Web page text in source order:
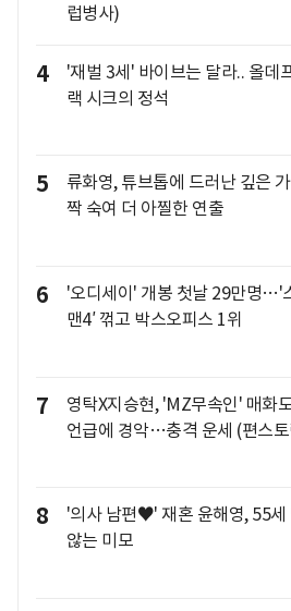
럽병사)
4
'재벌 3세' 바이브는 달라.. 올데
랙 시크의 정석
5
류화영, 튜브톱에 드러난 깊은
짝 숙여 더 아찔한 연출
6
'오디세이' 개봉 첫날 29만명…'
맨4′ 꺾고 박스오피스 1위
7
영탁X지승현, 'MZ무속인' 매화
언급에 경악…충격 운세 (편스
8
'의사 남편♥' 재혼 윤해영, 55세
않는 미모